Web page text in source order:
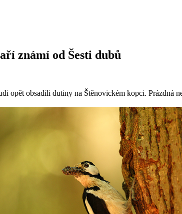
známí od Šesti dubů
opět obsadili dutiny na Štěnovickém kopci. Prázdná